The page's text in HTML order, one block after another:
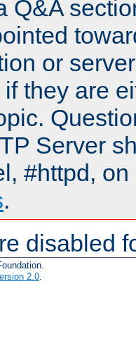
Q&A
or
they are
Server
#httpd,
.
disabled
2.0.